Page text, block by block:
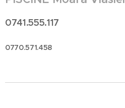
0741.555.117
0770.571.458